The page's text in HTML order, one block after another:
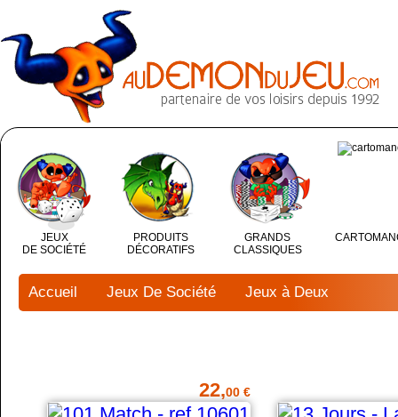
JEUX
DE SOCIÉTÉ
PRODUITS
DÉCORATIFS
GRANDS
CLASSIQUES
Accueil Jeux De Société Jeux à Deux
22,00 €